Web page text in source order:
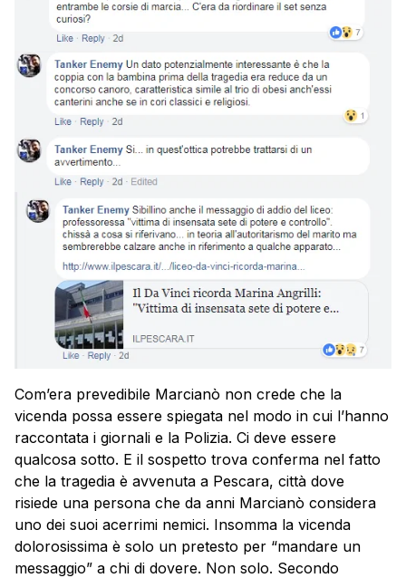
Com’era prevedibile Marcianò non crede che la
vicenda possa essere spiegata nel modo in cui l’hanno
raccontata i giornali e la Polizia. Ci deve essere
qualcosa sotto. E il sospetto trova conferma nel fatto
che la tragedia è avvenuta a Pescara, città dove
risiede una persona che da anni Marcianò considera
uno dei suoi acerrimi nemici. Insomma la vicenda
dolorosissima è solo un pretesto per “mandare un
messaggio” a chi di dovere. Non solo. Secondo